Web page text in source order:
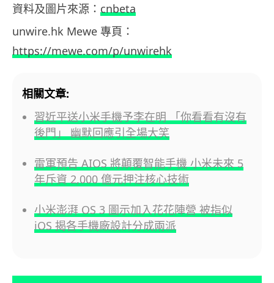
資料及圖片來源： cnbeta
unwire.hk Mewe 專頁：
https://mewe.com/p/unwirehk
相關文章:
習近平送小米手機予李在明 「你看看有沒有
後門」 幽默回應引全場大笑
雷軍預告 AIOS 將顛覆智能手機 小米未來 5
年斥資 2,000 億元押注核心技術
小米澎湃 OS 3 圖示加入花花陣營 被指似
iOS 揭各手機廠設計分成兩派